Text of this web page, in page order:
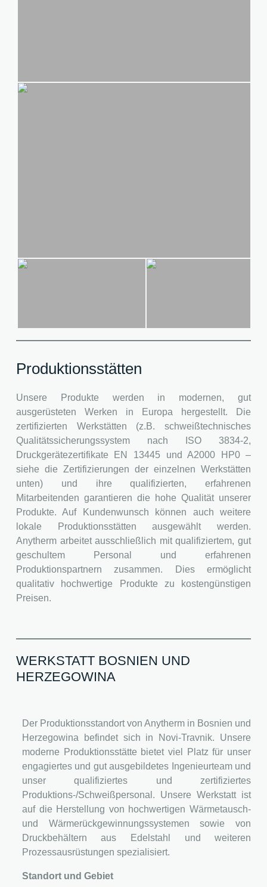
Produktionsstätten
Unsere Produkte werden in modernen, gut
ausgerüsteten Werken in Europa hergestellt. Die
zertifizierten Werkstätten (z.B. schweißtechnisches
Qualitätssicherungssystem nach ISO 3834-2,
Druckgerätezertifikate EN 13445 und A2000 HP0 –
siehe die Zertifizierungen der einzelnen Werkstätten
unten) und ihre qualifizierten, erfahrenen
Mitarbeitenden garantieren die hohe Qualität unserer
Produkte. Auf Kundenwunsch können auch weitere
lokale Produktionsstätten ausgewählt werden.
Anytherm arbeitet ausschließlich mit qualifiziertem, gut
geschultem Personal und erfahrenen
Produktionspartnern zusammen. Dies ermöglicht
qualitativ hochwertige Produkte zu kostengünstigen
Preisen.
WERKSTATT BOSNIEN UND
HERZEGOWINA
Der Produktionsstandort von Anytherm in Bosnien und
Herzegowina befindet sich in Novi-Travnik. Unsere
moderne Produktionsstätte bietet viel Platz für unser
engagiertes und gut ausgebildetes Ingenieurteam und
unser qualifiziertes und zertifiziertes
Produktions-/Schweißpersonal. Unsere Werkstatt ist
auf die Herstellung von hochwertigen Wärmetausch-
und Wärmerückgewinnungssystemen sowie von
Druckbehältern aus Edelstahl und weiteren
Prozessausrüstungen spezialisiert.
Standort und Gebiet